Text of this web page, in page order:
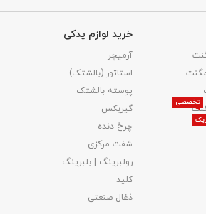
تخصصی
خرید لوازم یدکی
آرمیچر
استاتور (بالشتک)
پوسته بالشتک
گیربکس
چرخ دنده
شفت مرکزی
رولبرینگ | بلبرینگ
کلید
ذغال صنعتی